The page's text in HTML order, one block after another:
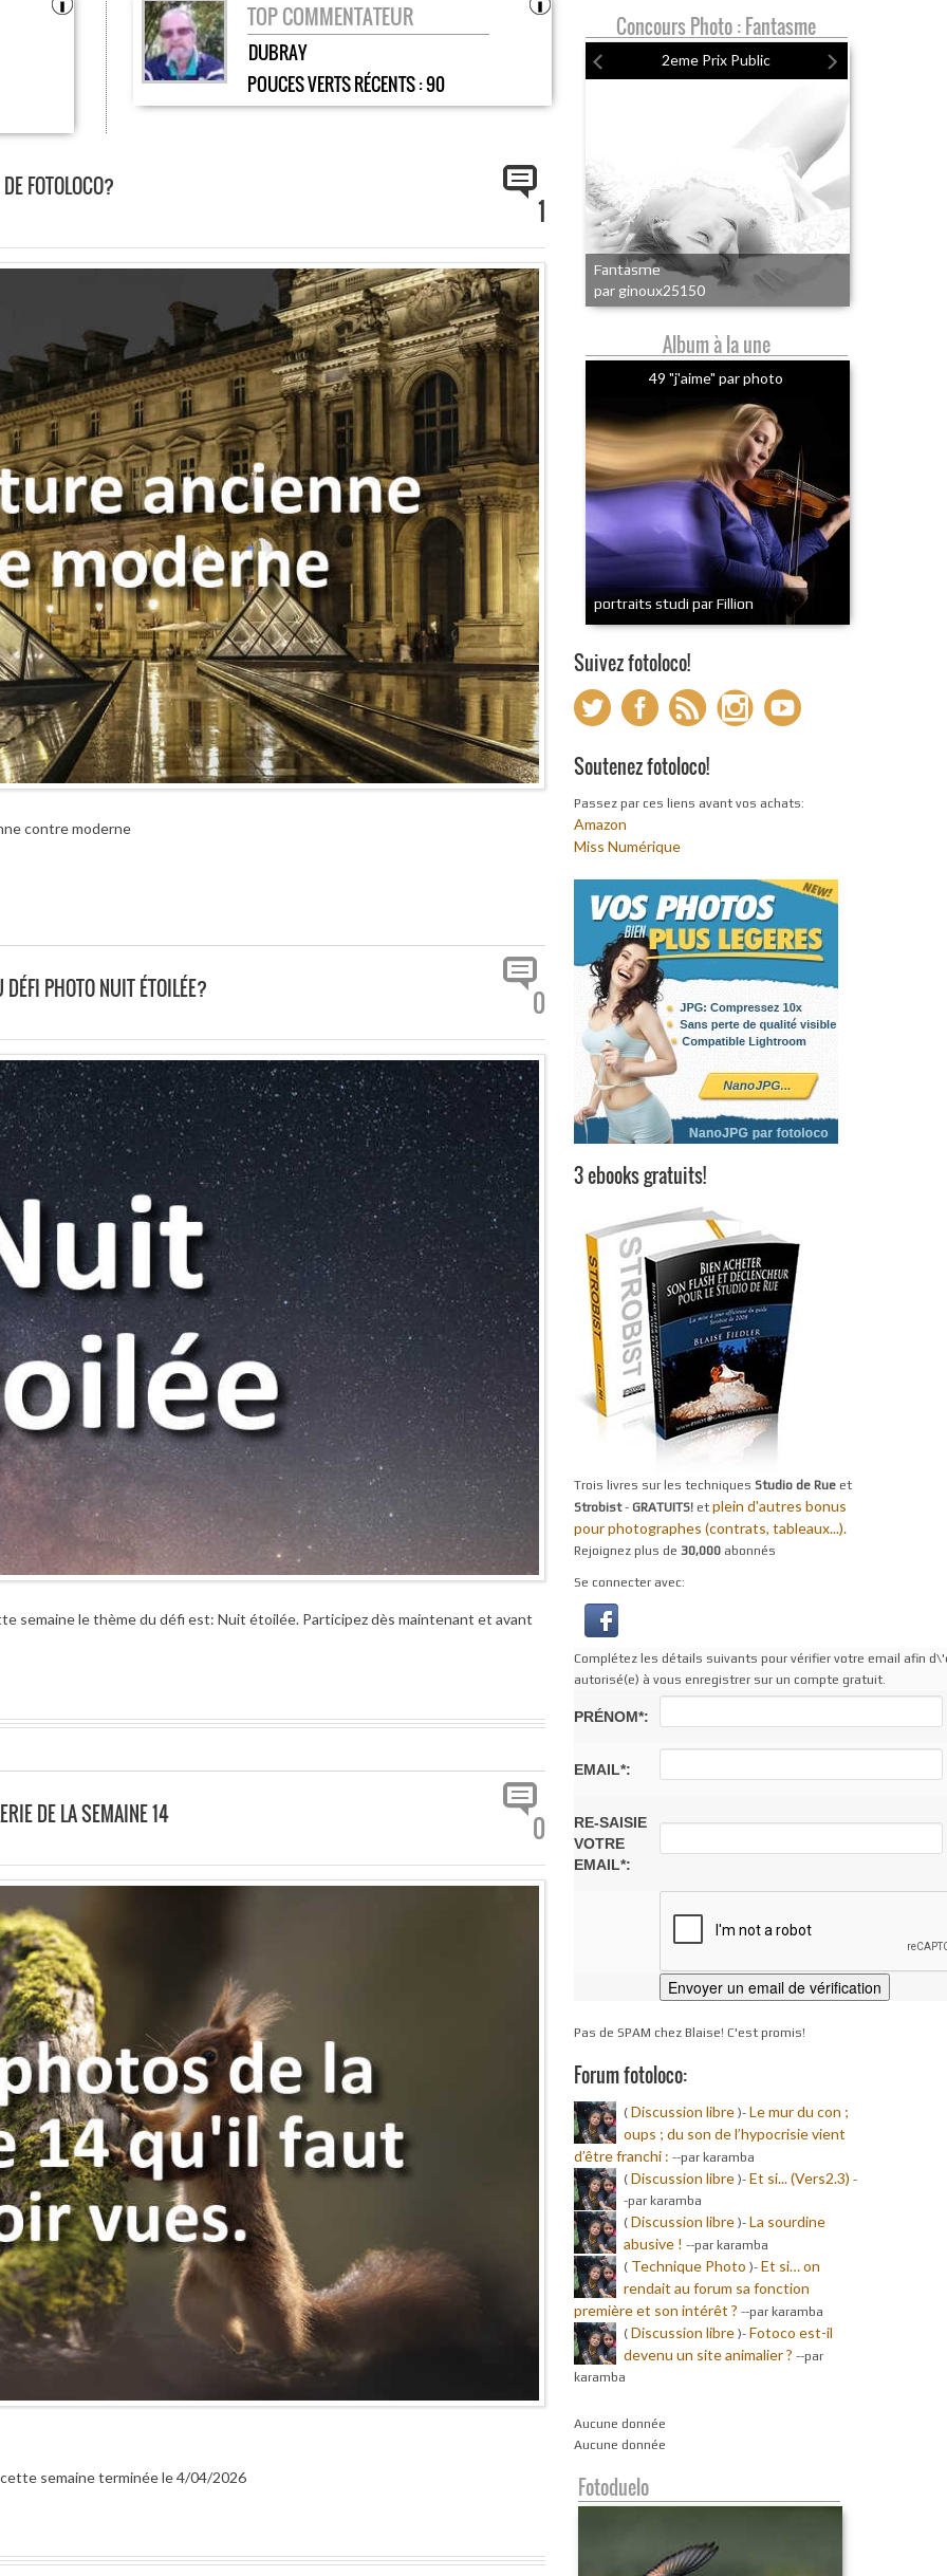
TOP COMMENTATEUR
DUBRAY
POUCES VERTS RÉCENTS :90
FOTOLOCO?
1
contre moderne
PHOTO NUIT ÉTOILÉE? 0
semaine le thème du défi est: Nuit étoilée. Participez dès maintenant et avant
DE LA SEMAINE 14 0
semaine terminée le 4/04/2026
Concours Photo : Fantasme
2eme Prix Public
Fantasme
par ginoux25150
Album à la une
49 "j'aime" par photo
portraits studi par Fillion
Suivez fotoloco!
Soutenez fotoloco!
Passez par ces liens avant vos achats:
Amazon
Miss Numérique
3 ebooks gratuits!
Trois livres sur les techniques Studio de Rueet
Strobist- GRATUITS! et plein d'autres bonus
pour photographes (contrats, tableaux...).
Rejoignez plus de 30,000abonnés
Se connecter avec:
Complétez les détails suivants pour vérifier votre email afin
autorisé(e) à vous enregistrer sur un compte gratuit.
PRÉNOM*:
EMAIL*:
RE-SAISIE
VOTRE
EMAIL*:
Pas de SPAM chez Blaise! C'est promis!
Forum fotoloco:
( Discussion libre)- Le mur du con ;
oups ; du son de l’hypocrisie vient
d’être franchi : --par karamba
( Discussion libre)- Et si... (Vers2.3) -
-par karamba
( Discussion libre)- La sourdine
abusive ! --par karamba
( Technique Photo )- Et si… on
rendait au forum sa fonction
première et son intérêt ? --par karamba
( Discussion libre)- Fotoco est-il
devenu un site animalier ? --par
karamba
Aucune donnée
Aucune donnée
Fotoduelo